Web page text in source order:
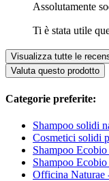
Assolutamente
Ti è stata utile
Visualizza tutte le
Valuta questo prodotto
Categorie preferite:
Shampoo solidi
Cosmetici solidi
Shampoo
Shampoo
Officina Naturae